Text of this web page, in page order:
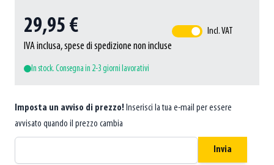
29,95 €
IVA inclusa, spese di spedizione non incluse
Incl. VAT
In stock. Consegna in 2-3 giorni lavorativi
Imposta un avviso di prezzo! Inserisci la tua e-mail per essere
avvisato quando il prezzo cambia
Invia